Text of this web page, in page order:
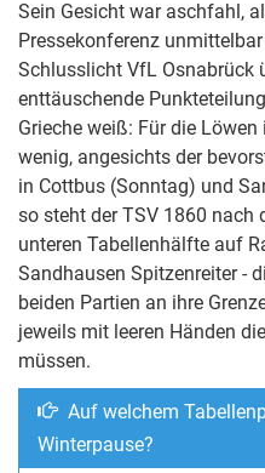
Sein Gesicht war aschfahl,
Pressekonferenz
Schlusslicht VfL Osnabrück
enttäuschende
Grieche weiß: Für die
wenig, angesichts der
in Cottbus (Sonntag) und
so steht der TSV 1860 nach
unteren Tabellenhälfte auf
Sandhausen Spitzenreiter -
beiden Partien an ihre
jeweils mit leeren Händen
müssen.
Auf welchem
Winterpause?